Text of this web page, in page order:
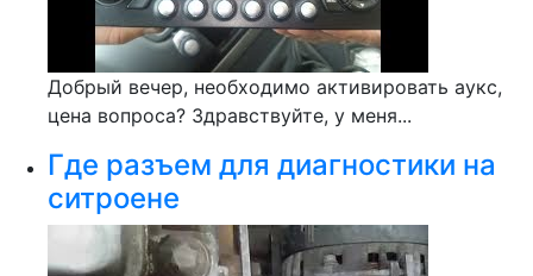
Добрый вечер, необходимо активировать аукс,
цена вопроса? Здравствуйте, у меня...
Где разъем для диагностики на
ситроене